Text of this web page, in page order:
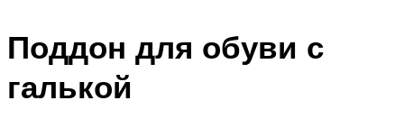
Поддон для обуви с
галькой